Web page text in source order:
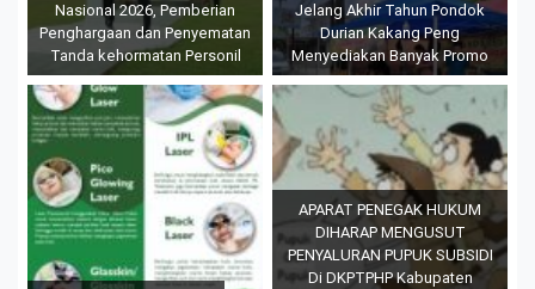
Nasional 2026, Pemberian
Penghargaan dan Penyematan
Tanda kehormatan Personil
Jelang Akhir Tahun Pondok
Durian Kakang Peng
Menyediakan Banyak Promo
APARAT PENEGAK HUKUM
DIHARAP MENGUSUT
PENYALURAN PUPUK SUBSIDI
Di DKPTPHP Kabupaten